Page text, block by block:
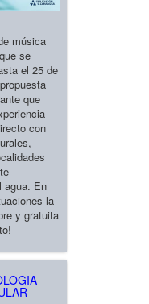
música
se
el 25 de
que
con
agua. En
la
y gratuita